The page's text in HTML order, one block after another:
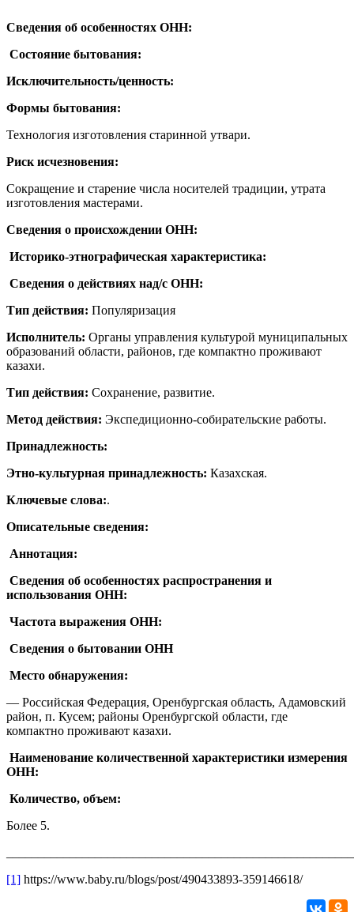
Сведения об особенностях ОНН:
Состояние бытования:
Исключительность/ценность:
Формы бытования:
Технология изготовления старинной утвари.
Риск исчезновения:
Сокращение и старение числа носителей традиции, утрата
изготовления мастерами.
Сведения о происхождении ОНН:
Историко-этнографическая характеристика:
Сведения о действиях над/с ОНН:
Тип действия: Популяризация
Исполнитель: Органы управления культурой муниципальных
образований области, районов, где компактно проживают
казахи.
Тип действия: Сохранение, развитие.
Метод действия: Экспедиционно-собирательские работы.
Принадлежность:
Этно-культурная принадлежность: Казахская.
Ключевые слова:.
Описательные сведения:
Аннотация:
Сведения об особенностях распространения и
использования ОНН:
Частота выражения ОНН:
Сведения о бытовании ОНН
Место обнаружения:
— Российская Федерация, Оренбургская область, Адамовский
район, п. Кусем; районы Оренбургской области, где
компактно проживают казахи.
Наименование количественной характеристики измерения
ОНН:
Количество, объем:
Более 5.
[1] https://www.baby.ru/blogs/post/490433893-359146618/